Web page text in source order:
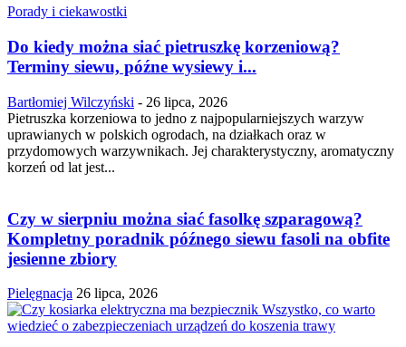
Porady i ciekawostki
Do kiedy można siać pietruszkę korzeniową?
Terminy siewu, późne wysiewy i...
Bartłomiej Wilczyński - 26 lipca, 2026
Pietruszka korzeniowa to jedno z najpopularniejszych warzyw
uprawianych w polskich ogrodach, na działkach oraz w
przydomowych warzywnikach. Jej charakterystyczny, aromatyczny
korzeń od lat jest...
Czy w sierpniu można siać fasolkę szparagową?
Kompletny poradnik późnego siewu fasoli na obfite
jesienne zbiory
Pielęgnacja 26 lipca, 2026